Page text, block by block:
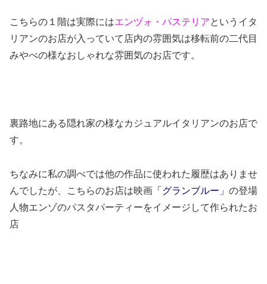
こちらの１階は実際にはエンヅォ・パステリアというイタ
リアンのお店が入っていて店内の雰囲気は移転前の二代目
みやべの様なおしゃれな雰囲気のお店です。
裏路地にある隠れ家の様なカジュアルイタリアンのお店で
す。
ちなみに私の調べでは他の作品に使われた履歴はありませ
んでしたが、こちらのお店は映画 「グランブルー」 の登場
人物エンゾのパスタパーティーをイメージして作られたお
店